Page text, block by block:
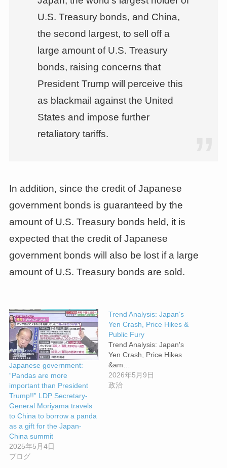
U.S. Treasury bonds, and China,
the second largest, to sell off a
large amount of U.S. Treasury
bonds, raising concerns that
President Trump will perceive this
as blackmail against the United
States and impose further
retaliatory tariffs.
In addition, since the credit of Japanese
government bonds is guaranteed by the
amount of U.S. Treasury bonds held, it is
expected that the credit of Japanese
government bonds will also be lost if a large
amount of U.S. Treasury bonds are sold.
Japanese government:
“Pandas are more
important than President
Trump!!” LDP Secretary-
General Moriyama travels
to China to borrow a panda
as a gift for the Japan-
China summit
2025年5月4日
ブログ
Trend Analysis: Japan’s
Yen Crash, Price Hikes &
Public Fury
Trend Analysis: Japan's
Yen Crash, Price Hikes
&am…
2026年5月9日
政治